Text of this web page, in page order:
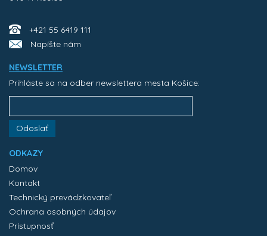
+421 55 6419 111
Napíšte nám
NEWSLETTER
Prihláste sa na odber newslettera mesta Košice:
Odoslať
ODKAZY
Domov
Kontakt
Technický prevádzkovateľ
Ochrana osobných údajov
Prístupnosť